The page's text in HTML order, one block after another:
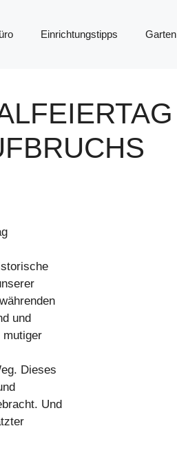
Einrichtungstipps Garten
und
mutiger
Dieses
Und